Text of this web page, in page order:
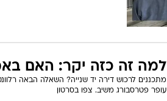
למה זה כזה יקר: האם
עופר פטרסבורג משיב. צפו בסרטון